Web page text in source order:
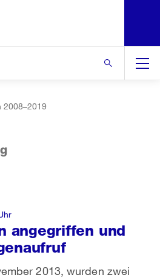
2008–2019
angegriffen und
2013, wurden zwei